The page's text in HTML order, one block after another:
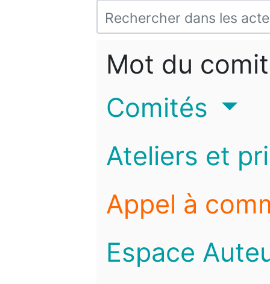
Mot du
Comités
Ateliers et
Appel à
Espace